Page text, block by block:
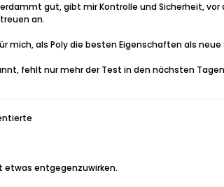
gut, gibt mir Kontrolle und Sicherheit,
an.
mich, als Poly die besten Eigenschaften als
fehlt nur mehr der Test in den nächsten
etwas entgegenzuwirken.